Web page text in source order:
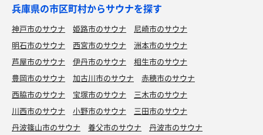
兵庫県の市区町村からサウナを探す
神戸市のサウナ 姫路市のサウナ
尼崎市のサウナ
明石市のサウナ
西宮市のサウナ
洲本市のサウナ
芦屋市のサウナ
伊丹市のサウナ
相生市のサウナ
豊岡市のサウナ
加古川市のサウナ
赤穂市のサウナ
西脇市のサウナ
宝塚市のサウナ
三木市のサウナ
川西市のサウナ
小野市のサウナ
三田市のサウナ
丹波篠山市のサウナ
養父市のサウナ
丹波市のサウナ